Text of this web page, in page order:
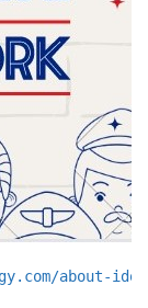
about-